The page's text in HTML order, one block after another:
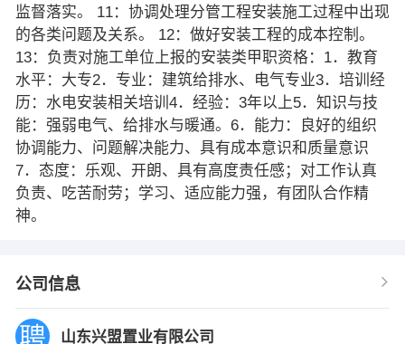
监督落实。 11：协调处理分管工程安装施工过程中出现
的各类问题及关系。 12：做好安装工程的成本控制。
13：负责对施工单位上报的安装类甲职资格：1．教育
水平：大专2．专业：建筑给排水、电气专业3．培训经
历：水电安装相关培训4．经验：3年以上5．知识与技
能：强弱电气、给排水与暖通。6．能力：良好的组织
协调能力、问题解决能力、具有成本意识和质量意识
7．态度：乐观、开朗、具有高度责任感；对工作认真
负责、吃苦耐劳；学习、适应能力强，有团队合作精
神。
公司信息
山东兴盟置业有限公司